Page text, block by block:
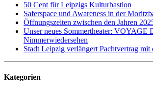
50 Cent für Leipzigs Kulturbastion
Saferspace und Awareness in der
Öffnungszeiten zwischen den Jahren
Unser neues Sommertheater:
Nimmerwiedersehen
Stadt Leipzig verlängert Pachtvertrag mit
Kategorien